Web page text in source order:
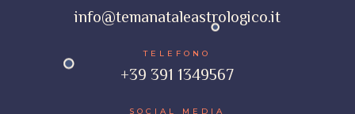
info@temanataleastrologico.it
TELEFONO
+39 391 1349567
SOCIAL MEDIA